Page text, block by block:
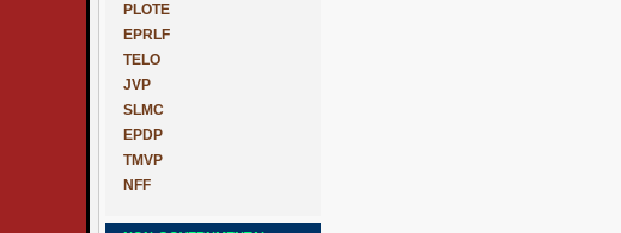
PLOTE
EPRLF
TELO
JVP
SLMC
EPDP
TMVP
NFF